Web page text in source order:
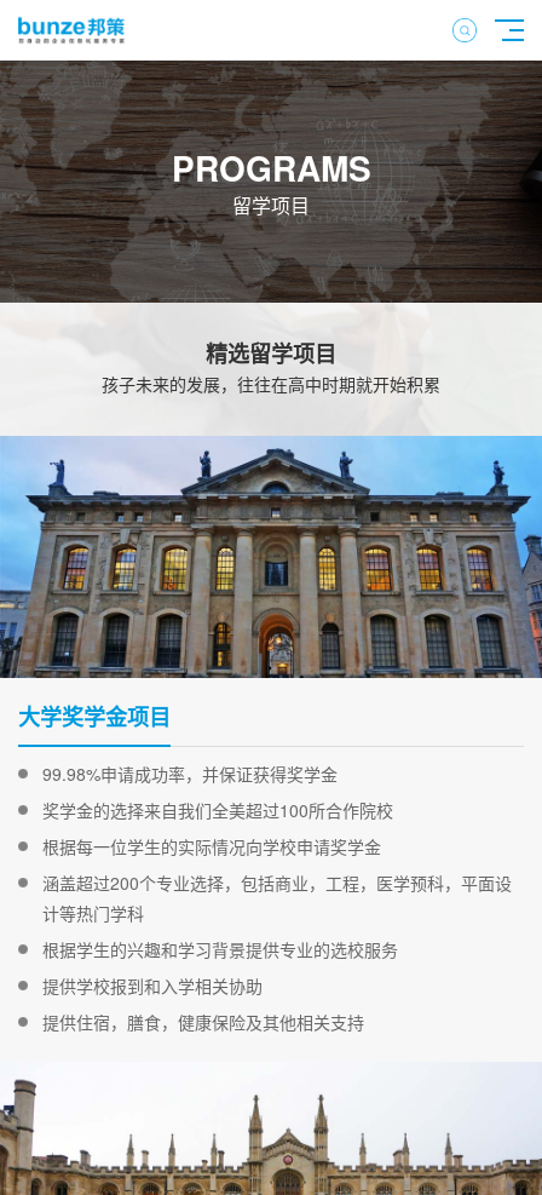
PROGRAMS
留学项目
精选留学项目
孩子未来的发展，往往在高中时期就开始积累
大学奖学金项目
99.98%申请成功率，并保证获得奖学金
奖学金的选择来自我们全美超过100所合作院校
根据每一位学生的实际情况向学校申请奖学金
涵盖超过200个专业选择，包括商业，工程，医学预科，平面设
计等热门学科
根据学生的兴趣和学习背景提供专业的选校服务
提供学校报到和入学相关协助
提供住宿，膳食，健康保险及其他相关支持